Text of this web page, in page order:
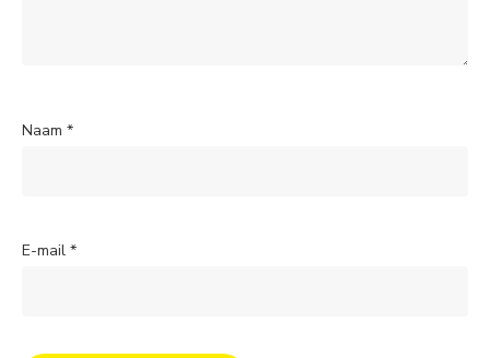
Naam *
E-mail *